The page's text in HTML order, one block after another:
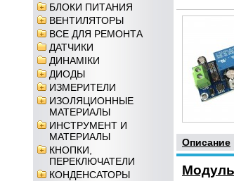
БЛОКИ ПИТАНИЯ
ВЕНТИЛЯТОРЫ
ВСЕ ДЛЯ РЕМОНТА
ДАТЧИКИ
ДИНАМІКИ
ДИОДЫ
ИЗМЕРИТЕЛИ
ИЗОЛЯЦИОННЫЕ
МАТЕРИАЛЫ
ИНСТРУМЕНТ И
МАТЕРИАЛЫ
КНОПКИ,
ПЕРЕКЛЮЧАТЕЛИ
КОНДЕНСАТОРЫ
Описание